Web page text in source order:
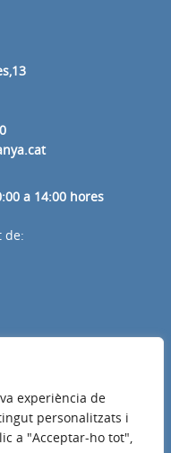
experiència de
personalitzats i
a "Acceptar-ho tot",
a 14:00 hores
de: